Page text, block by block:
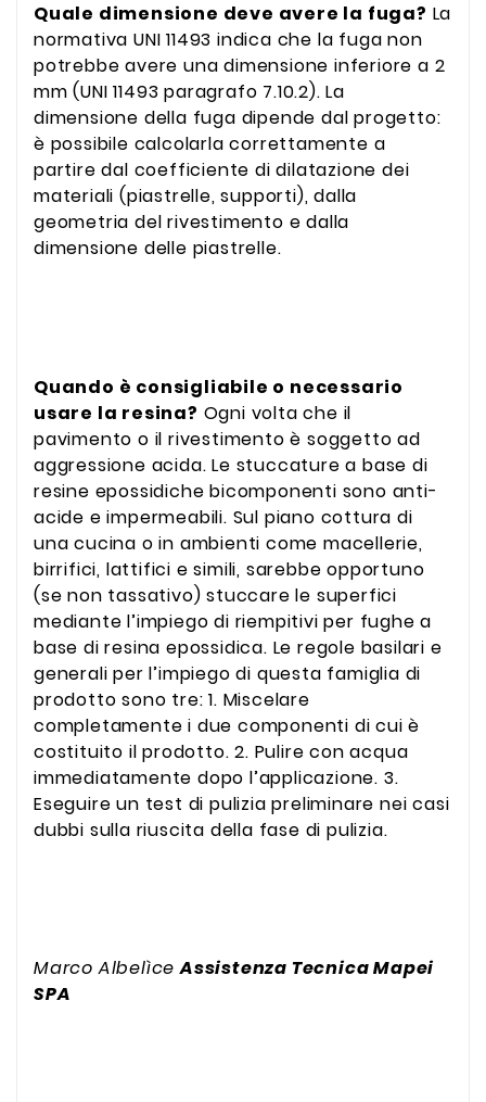
Quale dimensione deve avere la fuga? La
normativa UNI 11493 indica che la fuga non
potrebbe avere una dimensione inferiore a 2
mm (UNI 11493 paragrafo 7.10.2). La
dimensione della fuga dipende dal progetto:
è possibile calcolarla correttamente a
partire dal coefficiente di dilatazione dei
materiali (piastrelle, supporti), dalla
geometria del rivestimento e dalla
dimensione delle piastrelle.
Quando è consigliabile o necessario
usare la resina? Ogni volta che il
pavimento o il rivestimento è soggetto ad
aggressione acida. Le stuccature a base di
resine epossidiche bicomponenti sono anti-
acide e impermeabili. Sul piano cottura di
una cucina o in ambienti come macellerie,
birrifici, lattifici e simili, sarebbe opportuno
(se non tassativo) stuccare le superfici
mediante l’impiego di riempitivi per fughe a
base di resina epossidica. Le regole basilari e
generali per l’impiego di questa famiglia di
prodotto sono tre: 1. Miscelare
completamente i due componenti di cui è
costituito il prodotto. 2. Pulire con acqua
immediatamente dopo l’applicazione. 3.
Eseguire un test di pulizia preliminare nei casi
dubbi sulla riuscita della fase di pulizia.
Marco AlbelìceAssistenza Tecnica Mapei
SPA